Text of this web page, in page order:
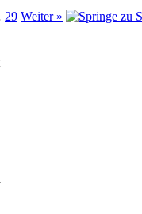
29 Weiter »